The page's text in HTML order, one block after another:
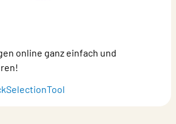
online ganz einfach und